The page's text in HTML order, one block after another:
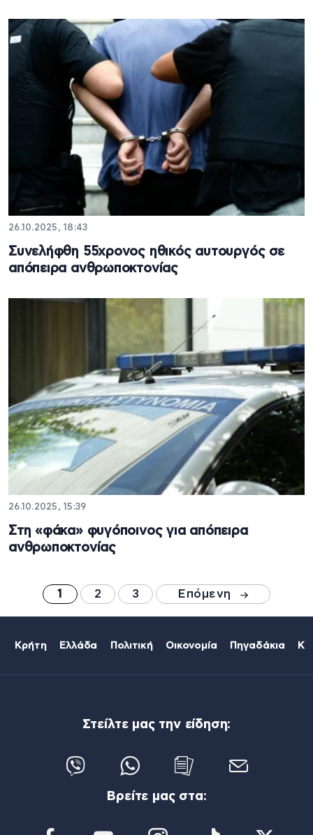
26.10.2025, 18:43
Συνελήφθη 55χρονος ηθικός αυτουργός σε
απόπειρα ανθρωποκτονίας
26.10.2025, 15:39
Στη «φάκα» φυγόποινος για απόπειρα
ανθρωποκτονίας
1 2 3 Επόμενη
Κρήτη Ελλάδα Πολιτική Οικονομία Πηγαδάκια
Στείλτε μας την είδηση:
Βρείτε μας στα: